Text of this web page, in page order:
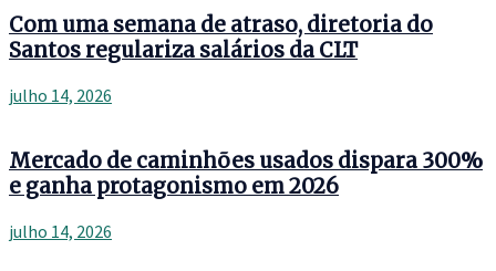
Com uma semana de atraso, diretoria do
Santos regulariza salários da CLT
julho 14, 2026
Mercado de caminhões usados dispara 300%
e ganha protagonismo em 2026
julho 14, 2026